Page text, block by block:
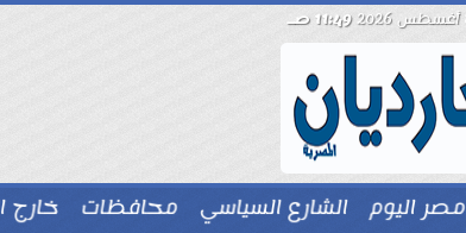
11:49 صـ
مصر اليوم الشارع السياسي محافظات خارج